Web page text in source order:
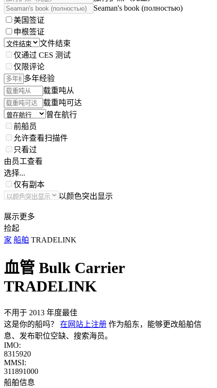
Seaman's book (полностью)
美国签证
申根签证
文件结束
仅通过 CES 测试
仅限评论
多年经验
载重吨从
载重吨可达
曾在航行
前船员
允许查看扫描件
只看过
由员工查看
选择...
仅有副本
以颜色突出显示
展示更多
捡起
家 船舶 TRADELINK
血管 Bulk Carrier
TRADELINK
不用于 2013 年度最佳
这是你的船吗？ 在网站上注册 作为船东，能够更改船舶信
息、发布职位空缺、搜索海员。
IMO:
8315920
MMSI:
311891000
船舶信息